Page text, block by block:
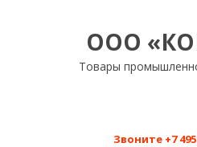
ООО
Товары
Звоните +7